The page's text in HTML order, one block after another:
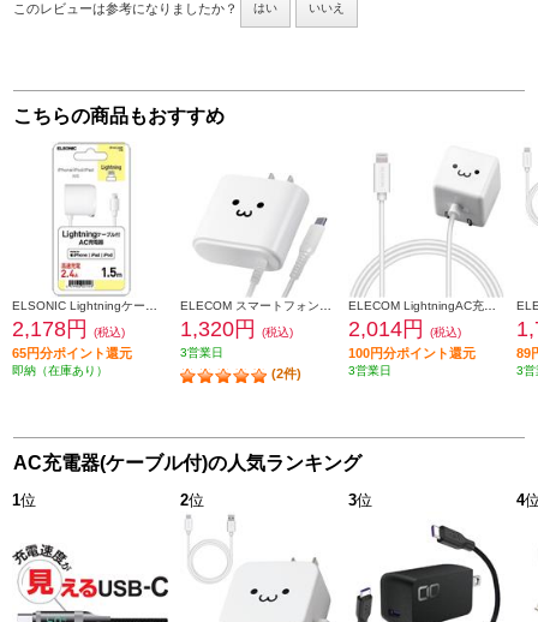
このレビューは参考になりましたか？ はい いいえ
こちらの商品もおすすめ
2,178円 (税込)
65円分ポイント還元
即納（在庫あり）
1,320円
(税込)
3営業日
(2件)
2,014円 (税込)
100円分ポイント還元
3営業日
89
3営
AC充電器(ケーブル付)の人気ランキング
1位 2位 3位 4